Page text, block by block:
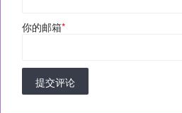
你的邮箱*
提交评论